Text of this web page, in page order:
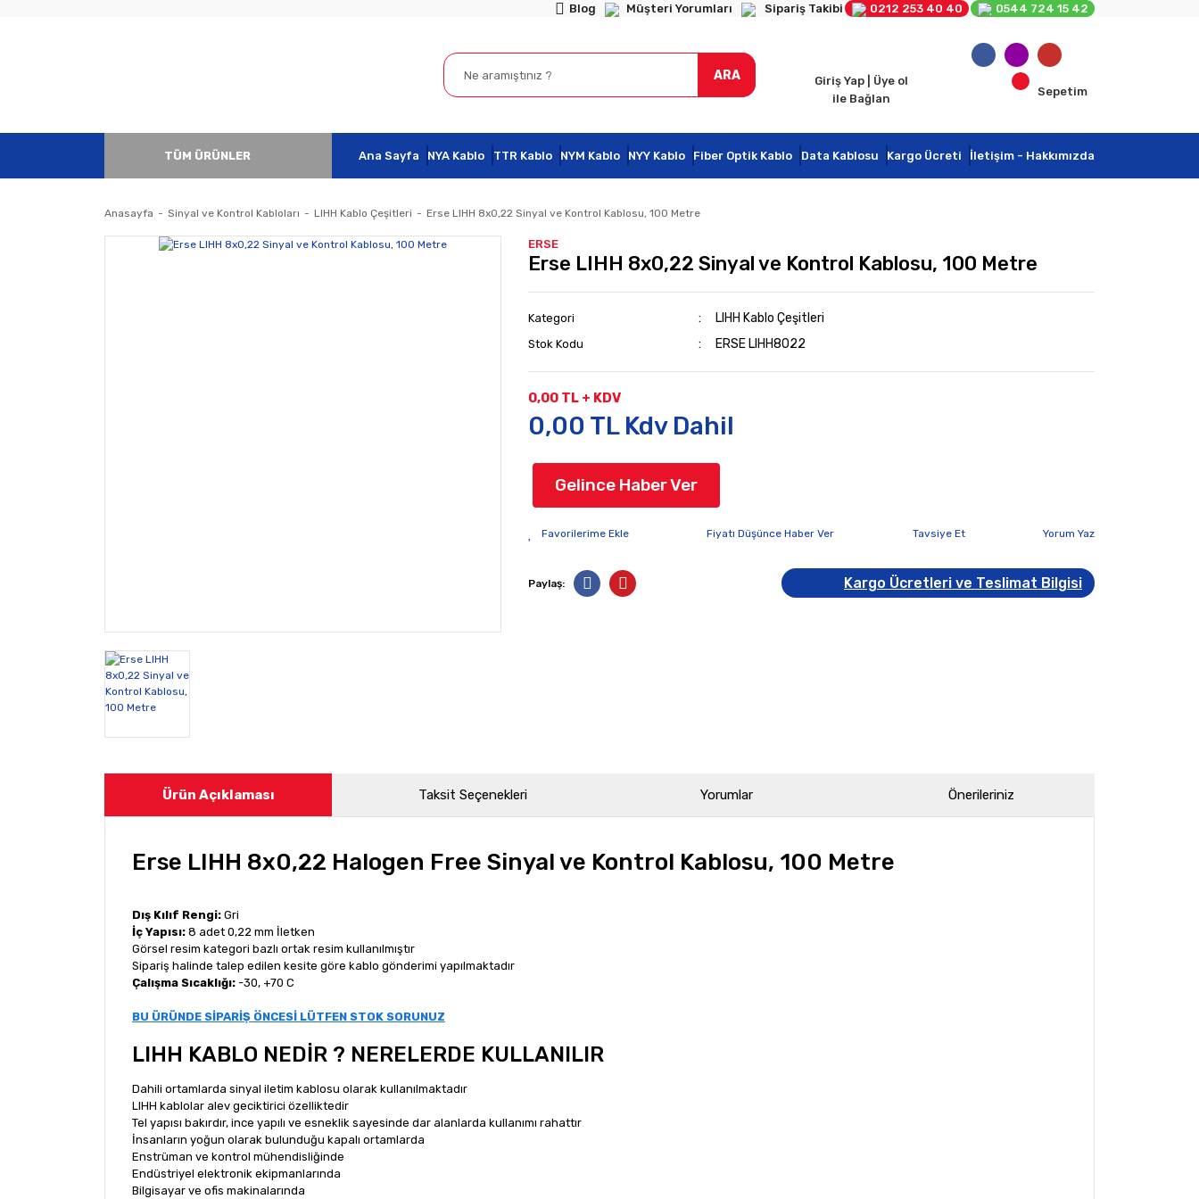
Blog Müşteri Yorumları Sipariş Takibi 0212 253 40 40 0544 724 15 42
ARA
Giriş Yap | Üye ol
ile Bağlan
Sepetim
TÜM ÜRÜNLER Ana Sayfa NYA Kablo TTR Kablo NYM Kablo NYY Kablo Fiber Optik Kablo Data Kablosu Kargo Ücreti İletişim - Hakkımızda
Anasayfa Sinyal ve Kontrol Kabloları LIHH Kablo Çeşitleri Erse LIHH 8x0,22 Sinyal ve Kontrol Kablosu, 100 Metre
ERSE
Erse LIHH 8x0,22 Sinyal ve Kontrol Kablosu, 100 Metre
Kategori LIHH Kablo Çeşitleri
Stok Kodu ERSE LIHH8022
0,00 TL + KDV
0,00 TL Kdv Dahil
Gelince Haber Ver
Fiyatı Düşünce Haber Ver Tavsiye Et Yorum Yaz
Paylaş: Kargo Ücretleri ve Teslimat Bilgisi
Ürün Açıklaması Taksit Seçenekleri Yorumlar Önerileriniz
Erse LIHH 8x0,22 Halogen Free Sinyal ve Kontrol Kablosu, 100 Metre
Dış Kılıf Rengi: Gri
İç Yapısı: 8 adet 0,22 mm İletken
Görsel resim kategori bazlı ortak resim kullanılmıştır
Sipariş halinde talep edilen kesite göre kablo gönderimi yapılmaktadır
Çalışma Sıcaklığı: -30, +70 C
BU ÜRÜNDE SİPARİŞ ÖNCESİ LÜTFEN STOK SORUNUZ
LIHH KABLO NEDİR ? NERELERDE KULLANILIR
Dahili ortamlarda sinyal iletim kablosu olarak kullanılmaktadır
LIHH kablolar alev geciktirici özelliktedir
Tel yapısı bakırdır, ince yapılı ve esneklik sayesinde dar alanlarda kullanımı rahattır
İnsanların yoğun olarak bulunduğu kapalı ortamlarda
Enstrüman ve kontrol mühendisliğinde
Endüstriyel elektronik ekipmanlarında
Bilgisayar ve ofis makinalarında